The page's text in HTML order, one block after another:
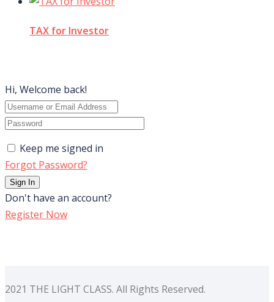
TAX for Investor
Hi, Welcome back!
Keep me signed in
Forgot Password?
Sign In
Don't have an account?
Register Now
2021 THE LIGHT CLASS. All Rights Reserved.